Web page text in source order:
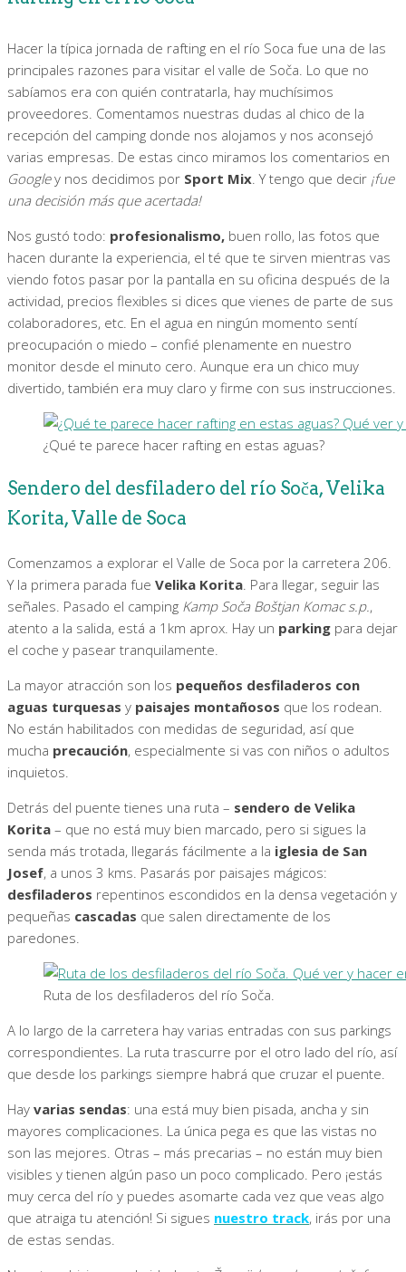
Hacer la típica jornada de rafting en el río Soca fue una de las
principales razones para visitar el valle de Soča. Lo que no
sabíamos era con quién contratarla, hay muchísimos
proveedores. Comentamos nuestras dudas al chico de la
recepción del camping donde nos alojamos y nos aconsejó
varias empresas. De estas cinco miramos los comentarios en
Googley nos decidimos por Sport Mix . Y tengo que decir ¡fue
una decisión más que acertada!
Nos gustó todo: profesionalismo, buen rollo, las fotos que
hacen durante la experiencia, el té que te sirven mientras vas
viendo fotos pasar por la pantalla en su oficina después de la
actividad, precios flexibles si dices que vienes de parte de sus
colaboradores, etc. En el agua en ningún momento sentí
preocupación o miedo – confié plenamente en nuestro
monitor desde el minuto cero. Aunque era un chico muy
divertido, también era muy claro y firme con sus instrucciones.
¿Qué te parece hacer rafting en estas aguas?
Sendero del desfiladero del río Soča, Velika
Korita, Valle de Soca
Comenzamos a explorar el Valle de Soca por la carretera 206.
Y la primera parada fue Velika Korita . Para llegar, seguir las
señales. Pasado el camping Kamp Soča Boštjan Komac s.p. ,
atento a la salida, está a 1km aprox. Hay un parking para dejar
el coche y pasear tranquilamente.
La mayor atracción son los pequeños desfiladeros con
aguas turquesas y paisajes montañosos que los rodean.
No están habilitados con medidas de seguridad, así que
mucha precaución, especialmente si vas con niños o adultos
inquietos.
Detrás del puente tienes una ruta – sendero de Velika
Korita – que no está muy bien marcado, pero si sigues la
senda más trotada, llegarás fácilmente a la iglesia de San
Josef, a unos 3 kms. Pasarás por paisajes mágicos:
desfiladeros repentinos escondidos en la densa vegetación y
pequeñas cascadas que salen directamente de los
paredones.
Ruta de los desfiladeros del río Soča.
A lo largo de la carretera hay varias entradas con sus parkings
correspondientes. La ruta trascurre por el otro lado del río, así
que desde los parkings siempre habrá que cruzar el puente.
Hay varias sendas: una está muy bien pisada, ancha y sin
mayores complicaciones. La única pega es que las vistas no
son las mejores. Otras – más precarias – no están muy bien
visibles y tienen algún paso un poco complicado. Pero ¡estás
muy cerca del río y puedes asomarte cada vez que veas algo
que atraiga tu atención! Si sigues nuestro track, irás por una
de estas sendas.